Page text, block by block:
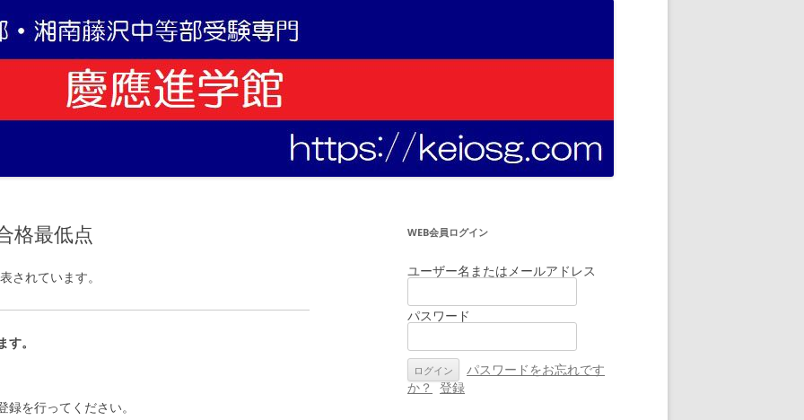
格最低点
されています。
。
を行ってください。
WEB会員ログイン
ユーザー名またはメールアドレス
パスワード
パスワードをお忘れです
か？ 登録